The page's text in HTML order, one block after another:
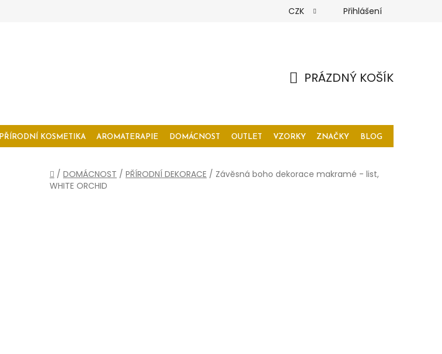
CZK Přihlášení
PRÁZDNÝ KOŠÍK
PŘÍRODNÍ KOSMETIKA AROMATERAPIE DOMÁCNOST OUTLET VZORKY ZNAČKY BLOG
Domů
/ DOMÁCNOST / PŘÍRODNÍ DEKORACE / Závěsná boho dekorace makramé - list,
WHITE ORCHID